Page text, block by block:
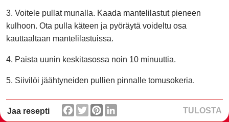
3. Voitele pullat munalla. Kaada mantelilastut pieneen
kulhoon. Ota pulla käteen ja pyöräytä voideltu osa
kauttaaltaan mantelilastuissa.
4. Paista uunin keskitasossa noin 10 minuuttia.
5. Siivilöi jäähtyneiden pullien pinnalle tomusokeria.
Jaa resepti TULOSTA